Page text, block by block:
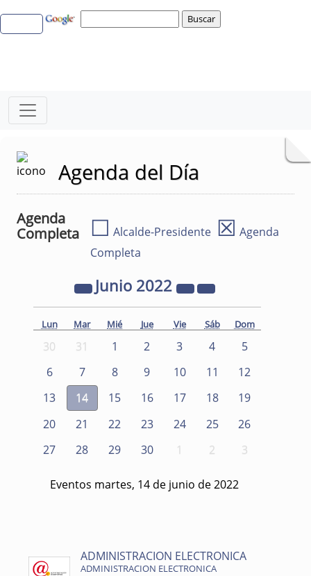
Agenda del Día
Agenda
Completa
☐ Alcalde-Presidente ☒ Agenda
Completa
Junio 2022
Lun Mar Mié Jue Vie Sáb Dom
30 31 1 2 3 4
5
6
7 8 9 10 11
12
13
14 15 16 17 18
19
20
21 22 23 24 25
26
27
28 29 30 1 2 3
Eventos martes, 14 de junio de 2022
ADMINISTRACION ELECTRONICA
ADMINISTRACION ELECTRONICA